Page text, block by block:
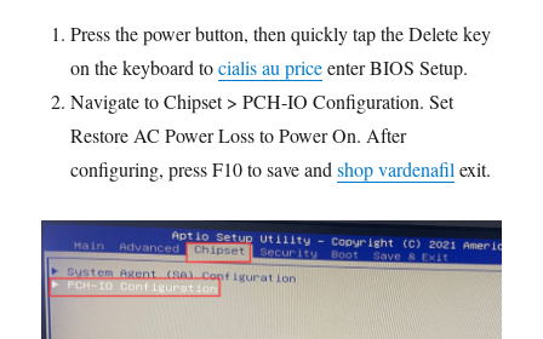
Press the power button, then quickly tap the Delete key
on the keyboard tocialis au priceenter BIOS Setup.
Navigate to Chipset > PCH-IO Configuration. Set
Restore AC Power Loss to Power On. After
configuring, press F10 to save andshop vardenafil exit.